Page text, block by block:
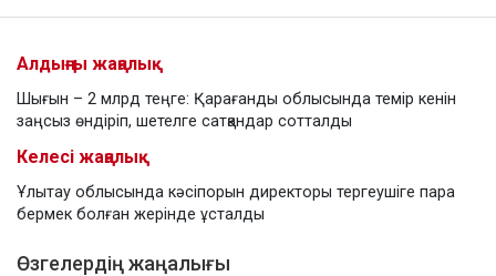
Алдыңғы жаңалық
Шығын – 2 млрд теңге: Қарағанды облысында темір кенін
заңсыз өндіріп, шетелге сатқандар сотталды
Келесі жаңалық
Ұлытау облысында кәсіпорын директоры тергеушіге пара
бермек болған жерінде ұсталды